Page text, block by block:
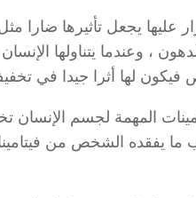
لها أثرا جيدا في
المهمة لجسم
ما يفقده الشخص من